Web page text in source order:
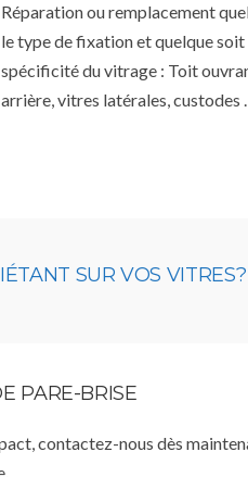
Réparation ou remplacement
le type de fixation et quelque soit
spécificité du vitrage : Toit
arrière, vitres latérales, custodes
SUR VOS
PARE-BRISE
contactez-nous dès